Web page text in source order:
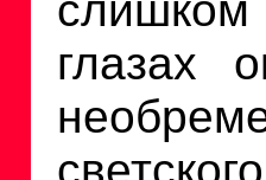
глазах